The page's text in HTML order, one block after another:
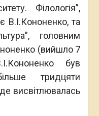
Філологія”,
В.І.Кононенко, та
головним
(вийшло 7
був
тридцяти
висвітлювалась